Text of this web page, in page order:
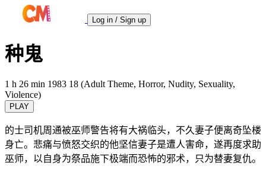
Log in / Sign up
种鬼
1 h 26 min 1983 18 (Adult Theme, Horror, Nudity, Sexuality,
Violence)
PLAY
的士司机周通被巫师警告将有大祸临头，不久妻子便离奇坠楼
身亡。悲痛与愤怒交织的他坚信妻子是遭人害命，遂再度求助
巫师，以自身为祭品施下极端而恐怖的邪术，只为替妻复仇。